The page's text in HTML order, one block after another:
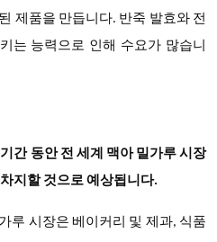
제품을 만듭니다. 반죽 발효와 전
는 능력으로 인해 수요가 많습니
간 동안 전 세계 맥아 밀가루 시장
지할 것으로 예상됩니다.
루 시장은 베이커리 및 제과, 식품